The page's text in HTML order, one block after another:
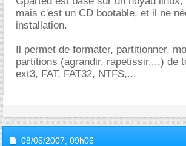
mais c'est un CD bootable, et il ne
installation.
Il permet de formater, partitionner,
partitions (agrandir, rapetissir,...) de
ext3, FAT, FAT32, NTFS,...
08/05/2007, 09h06